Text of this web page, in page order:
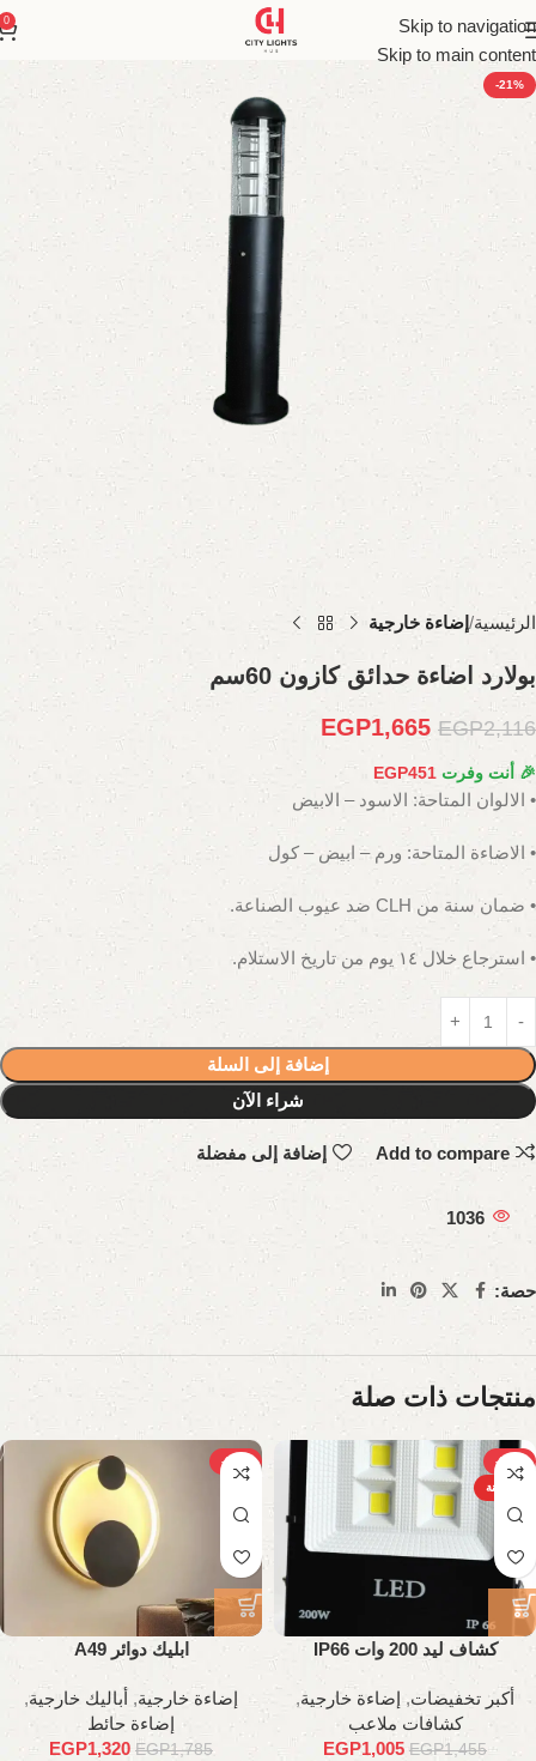
Skip to navigation
Skip to main content
0
-21%
الرئيسية إضاءة خارجية
بولارد اضاءة حدائق كازون 60سم
EGP2,116
EGP1,665
🎉 أنت وفرت EGP451
• الالوان المتاحة: الاسود – الابيض
• الاضاءة المتاحة: ورم – ابيض – كول
• ضمان سنة من CLH ضد عيوب الصناعة.
• استرجاع خلال ١٤ يوم من تاريخ الاستلام.
إضافة إلى السلة
شراء الآن
Add to compare إضافة إلى مفضلة
1036
حصة:
منتجات ذات صلة
-31%
الساخنة
كشاف ليد 200 وات IP66
أكبر تخفيضات, إضاءة خارجية,
كشافات ملاعب
EGP1,455
EGP1,005
-26%
ابليك دوائر A49
إضاءة خارجية, أباليك خارجية,
إضاءة حائط
EGP1,785
EGP1,320